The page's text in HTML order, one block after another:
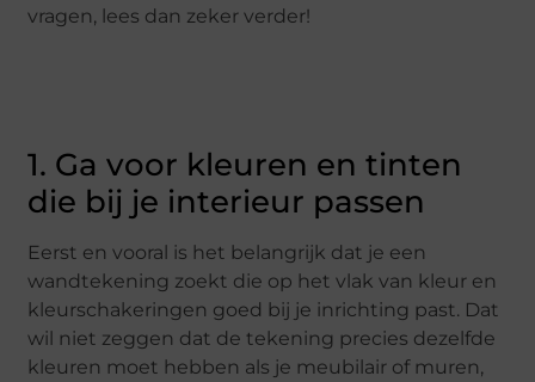
vragen, lees dan zeker verder!
1. Ga voor kleuren en tinten
die bij je interieur passen
Eerst en vooral is het belangrijk dat je een
wandtekening zoekt die op het vlak van kleur en
kleurschakeringen goed bij je inrichting past. Dat
wil niet zeggen dat de tekening precies dezelfde
kleuren moet hebben als je meubilair of muren,